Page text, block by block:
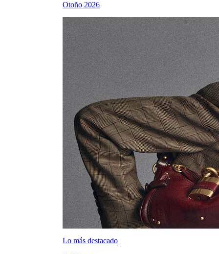
Otoño 2026
Lo más destacado